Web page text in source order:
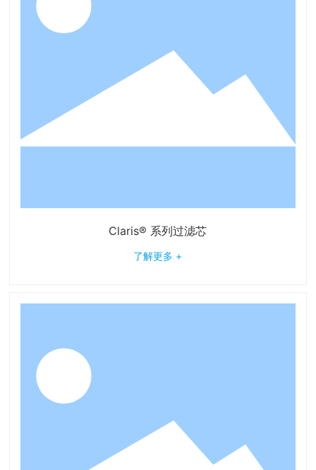
Claris® 系列过滤芯
了解更多 +